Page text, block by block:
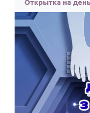
Открытка на